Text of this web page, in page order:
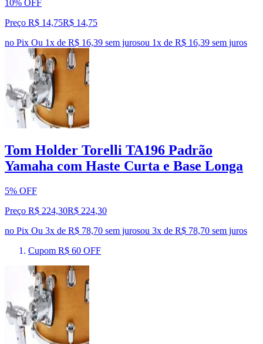
10% OFF
Preço R$ 14,75R$ 14,75
no Pix Ou 1x de R$ 16,39 sem jurosou 1x de R$ 16,39 sem juros
Tom Holder Torelli TA196 Padrão
Yamaha com Haste Curta e Base Longa
5% OFF
Preço R$ 224,30R$ 224,30
no Pix Ou 3x de R$ 78,70 sem jurosou 3x de R$ 78,70 sem juros
Cupom R$ 60 OFF